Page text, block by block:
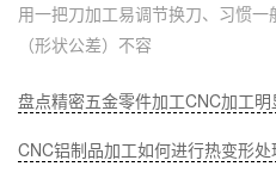
用一把刀加工易调节换刀、习惯
（形状公差）不容
CNC铝制品加工如何进行热变形处